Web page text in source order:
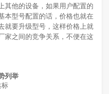
其他的设备，如果用户配置的
本型号配置的话，价格也就在
就要升级型号，这样价格上就
家之间的竞争关系，不便在这
列举
标